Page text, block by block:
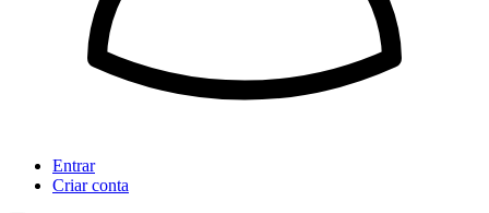
Entrar
Criar conta